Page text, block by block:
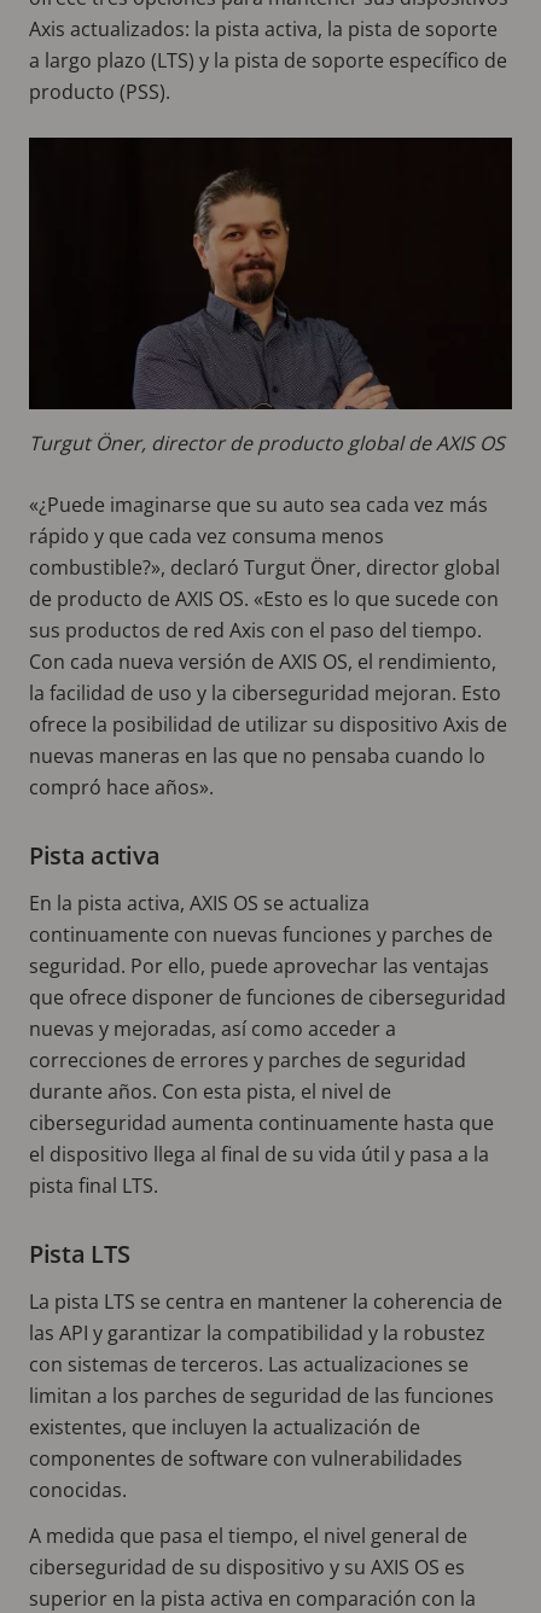
Axis actualizados: la pista activa, la pista de soporte
a largo plazo (LTS) y la pista de soporte específico de
producto (PSS).
Turgut Öner, director de producto global de AXIS OS
«¿Puede imaginarse que su auto sea cada vez más
rápido y que cada vez consuma menos
combustible?», declaró Turgut Öner, director global
de producto de AXIS OS. «Esto es lo que sucede con
sus productos de red Axis con el paso del tiempo.
Con cada nueva versión de AXIS OS, el rendimiento,
la facilidad de uso y la ciberseguridad mejoran. Esto
ofrece la posibilidad de utilizar su dispositivo Axis de
nuevas maneras en las que no pensaba cuando lo
compró hace años».
Pista activa
En la pista activa, AXIS OS se actualiza
continuamente con nuevas funciones y parches de
seguridad. Por ello, puede aprovechar las ventajas
que ofrece disponer de funciones de ciberseguridad
nuevas y mejoradas, así como acceder a
correcciones de errores y parches de seguridad
durante años. Con esta pista, el nivel de
ciberseguridad aumenta continuamente hasta que
el dispositivo llega al final de su vida útil y pasa a la
pista final LTS.
Pista LTS
La pista LTS se centra en mantener la coherencia de
las API y garantizar la compatibilidad y la robustez
con sistemas de terceros. Las actualizaciones se
limitan a los parches de seguridad de las funciones
existentes, que incluyen la actualización de
componentes de software con vulnerabilidades
conocidas.
A medida que pasa el tiempo, el nivel general de
ciberseguridad de su dispositivo y su AXIS OS es
superior en la pista activa en comparación con la